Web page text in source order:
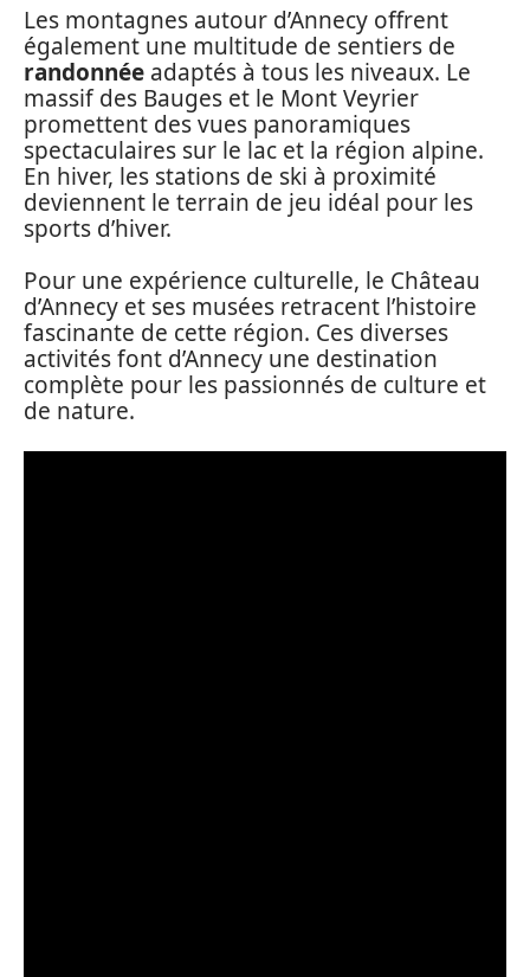
Les montagnes autour d’Annecy offrent
également une multitude de sentiers de
randonnée adaptés à tous les niveaux. Le
massif des Bauges et le Mont Veyrier
promettent des vues panoramiques
spectaculaires sur le lac et la région alpine.
En hiver, les stations de ski à proximité
deviennent le terrain de jeu idéal pour les
sports d’hiver.
Pour une expérience culturelle, le Château
d’Annecy et ses musées retracent l’histoire
fascinante de cette région. Ces diverses
activités font d’Annecy une destination
complète pour les passionnés de culture et
de nature.